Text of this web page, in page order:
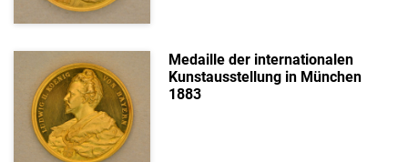
Medaille der internationalen
Kunstausstellung in München
1883